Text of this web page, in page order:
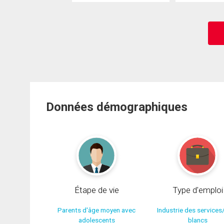
Données démographiques
Étape de vie
Parents d'âge moyen avec
adolescents
Type d'emploi
Industrie des
blancs